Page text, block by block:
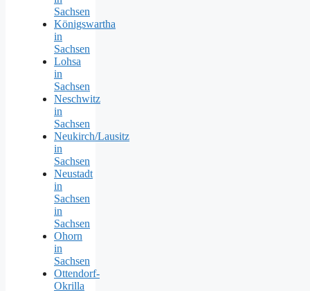
Sachsen
Königswartha
in
Sachsen
Lohsa
in
Sachsen
Neschwitz
in
Sachsen
Neukirch/Lausitz
in
Sachsen
Neustadt
in
Sachsen
in
Sachsen
Ohorn
in
Sachsen
Ottendorf-
Okrilla